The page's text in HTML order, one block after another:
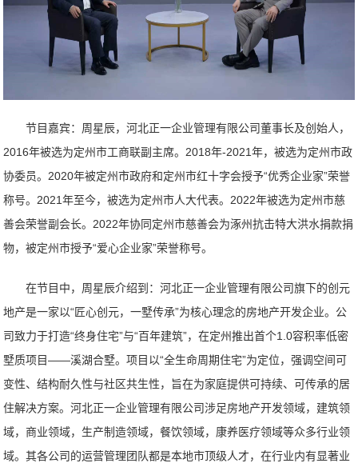
节目嘉宾：周星辰，河北正一企业管理有限公司董事长及创始人，
2016年被选为定州市工商联副主席。2018年-2021年，被选为定州市政
协委员。2020年被定州市政府和定州市红十字会授予“优秀企业家”荣誉
称号。2021年至今，被选为定州市人大代表。2022年被选为定州市慈
善会荣誉副会长。2022年协同定州市慈善会为涿州抗击特大洪水捐款捐
物，被定州市授予“爱心企业家”荣誉称号。
在节目中，周星辰介绍到：河北正一企业管理有限公司旗下的创元
地产是一家以“匠心创元，一墅传承”为核心理念的房地产开发企业。公
司致力于打造“终身住宅”与“百年建筑”，在定州推出首个1.0容积率低密
墅质项目——溪湖合墅。项目以“全生命周期住宅”为定位，强调空间可
变性、结构耐久性与社区共生性，旨在为家庭提供可持续、可传承的居
住解决方案。河北正一企业管理有限公司涉足房地产开发领域，建筑领
域，商业领域，生产制造领域，餐饮领域，康养医疗领域等众多行业领
域。其各公司的运营管理团队都是本地市顶级人才，在行业内有显著业